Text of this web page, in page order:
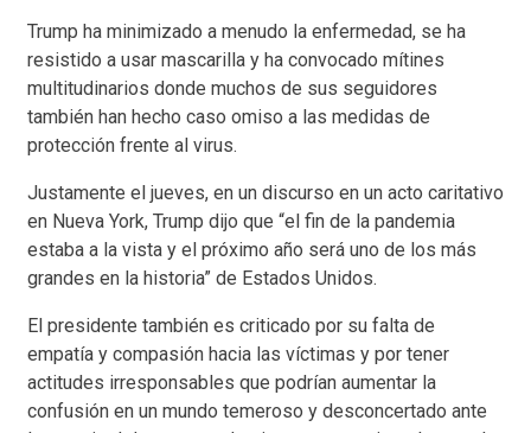
Trump ha minimizado a menudo la enfermedad, se ha
resistido a usar mascarilla y ha convocado mítines
multitudinarios donde muchos de sus seguidores
también han hecho caso omiso a las medidas de
protección frente al virus.
Justamente el jueves, en un discurso en un acto caritativo
en Nueva York, Trump dijo que “el fin de la pandemia
estaba a la vista y el próximo año será uno de los más
grandes en la historia” de Estados Unidos.
El presidente también es criticado por su falta de
empatía y compasión hacia las víctimas y por tener
actitudes irresponsables que podrían aumentar la
confusión en un mundo temeroso y desconcertado ante